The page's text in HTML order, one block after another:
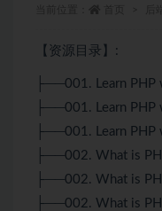
【资源目录】:
├──001. Learn PHP
├──001. Learn PHP
├──001. Learn PHP
├──002. What is
├──002. What is
├──002. What is